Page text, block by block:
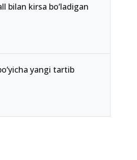
bilan kirsa bo‘ladigan
yangi tartib